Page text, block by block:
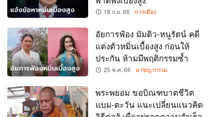
18 ก.ย. 66 การเมือง
อัยการฟ้อง มัมดิว-หนูรัตน์ คดี
แต่งตัวหมิ่นเบื้องสูง ก่อนให้
ประกัน ห้ามมีพฤติกรรมซ้ำ
25 พ.ค. 66 อาชญากรรม
พระพยอม ขอบิณฑบาตชีวิต
แบม-ตะวัน แนะเปลี่ยนแนวคิด